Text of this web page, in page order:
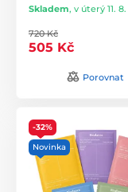
Skladem, v úterý 11.
720 Kč
505 Kč
Porovnat
-32%
Novinka